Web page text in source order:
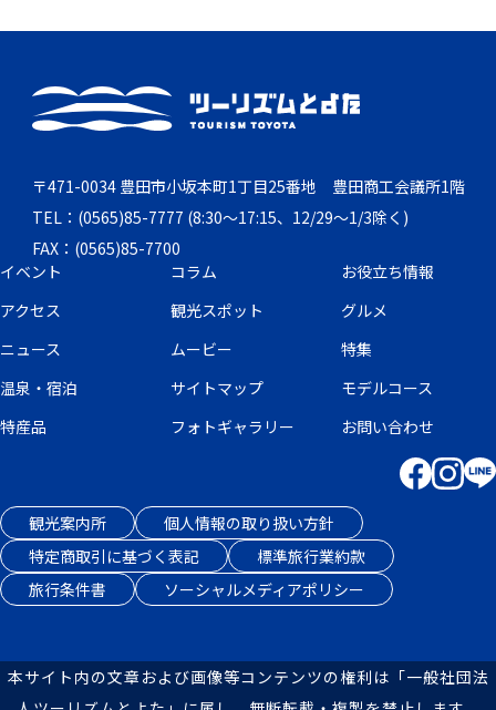
〒471-0034 豊田市小坂本町1丁目25番地 豊田商工会議所1階
TEL：(0565)85-7777 (8:30～17:15、12/29～1/3除く)
FAX：(0565)85-7700
イベント
コラム
お役立ち情報
アクセス
観光スポット
グルメ
ニュース
ムービー
特集
温泉・宿泊
サイトマップ
モデルコース
特産品
フォトギャラリー お問い合わせ
観光案内所
個人情報の取り扱い方針
特定商取引に基づく表記
標準旅行業約款
旅行条件書
ソーシャルメディアポリシー
本サイト内の文章および画像等コンテンツの権利は「一般社団法